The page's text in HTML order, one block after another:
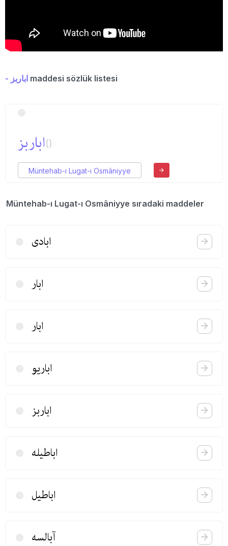
- اباربز maddesi sözlük listesi
اباربز()
Müntehab-ı Lugat-ı Osmâniyye
Müntehab-ı Lugat-ı Osmâniyye sıradaki maddeler
ابادی
ابار
ابار
اباریو
اباربز
اباطیله
اباطیل
آبالسه